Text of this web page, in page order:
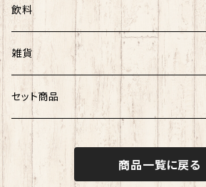
農海産物
菓子
菓子類
飲料
アルコール
ノンアルコール
雑貨
UTARI
知床トコさん
その他
セット商品
海産物セット
商品一覧に戻る